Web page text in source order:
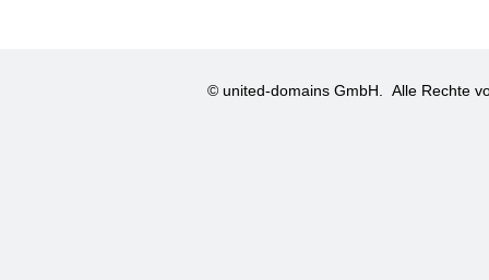
© united-domains GmbH. Alle Rechte